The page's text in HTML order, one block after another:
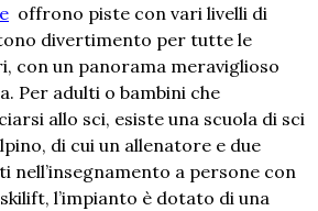
offrono piste con vari livelli di
divertimento per tutte le
con un panorama meraviglioso
Per adulti o bambini che
allo sci, esiste una scuola di sci
di cui un allenatore e due
nell’insegnamento a persone con
l’impianto è dotato di una